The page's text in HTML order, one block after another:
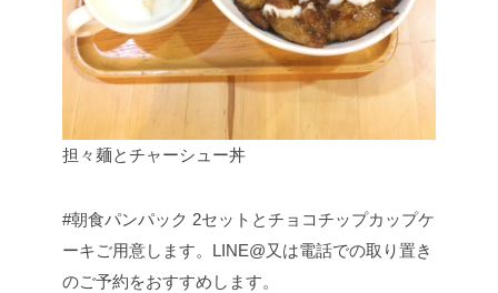
担々麺とチャーシュー丼
#朝食パンパック 2セットとチョコチップカップケ
ーキご用意します。LINE@又は電話での取り置き
のご予約をおすすめします。